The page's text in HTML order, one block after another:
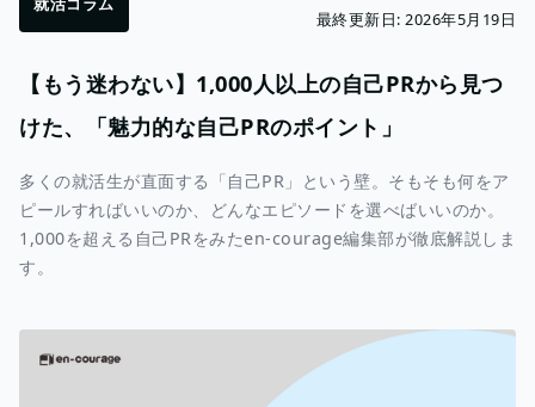
最終更新日: 2026年5月19日
【もう迷わない】1,000人以上の自己PRから見つ
けた、「魅力的な自己PRのポイント」
多くの就活生が直面する「自己PR」という壁。そもそも何をア
ピールすればいいのか、どんなエピソードを選べばいいのか。
1,000を超える自己PRをみたen-courage編集部が徹底解説しま
す。